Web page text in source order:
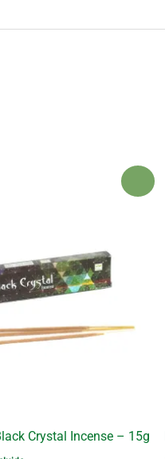
¡Oferta!
Crystal Incense – 15g